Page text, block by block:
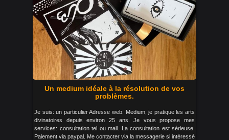
Un medium idéale à la résolution de vos
problèmes.
Je suis: un particulier Adresse web: Medium, je pratique les arts
divinatoires depuis environ 25 ans. Je vous propose mes
services: consultation tel ou mail. La consultation est sérieuse.
Paiement via paypal. Me contacter via la messagerie si intéressé